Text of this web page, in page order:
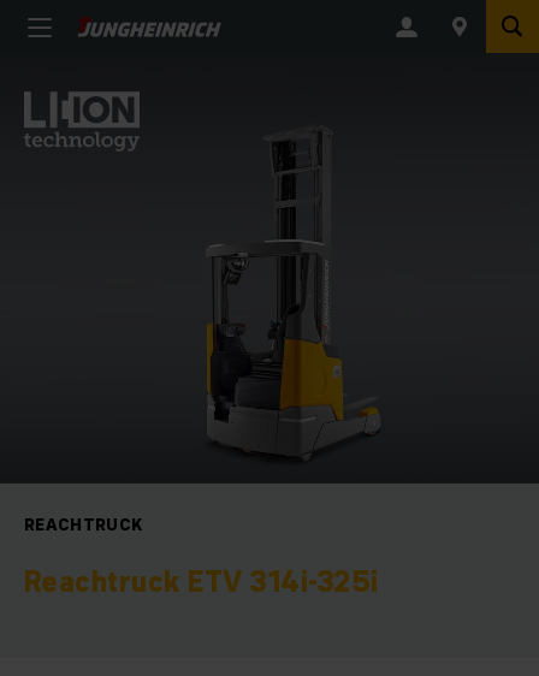
REACHTRUCK
Reachtruck ETV 314i-325i